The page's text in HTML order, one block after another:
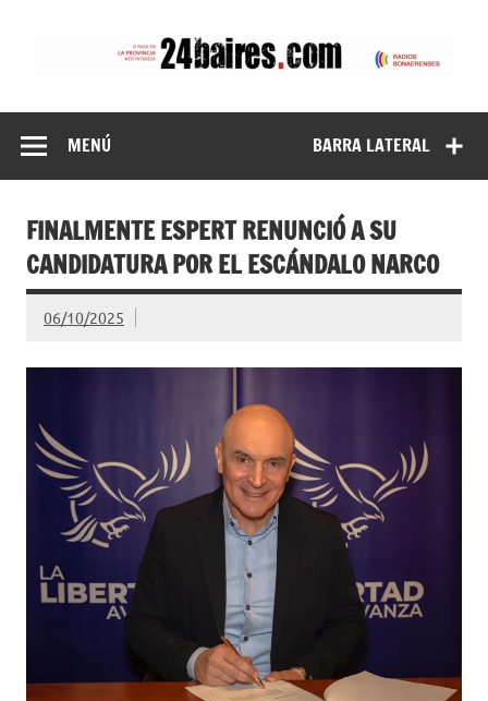
BARRA LATERAL
MENÚ
FINALMENTE ESPERT RENUNCIÓ A SU
CANDIDATURA POR EL ESCÁNDALO NARCO
06/10/2025